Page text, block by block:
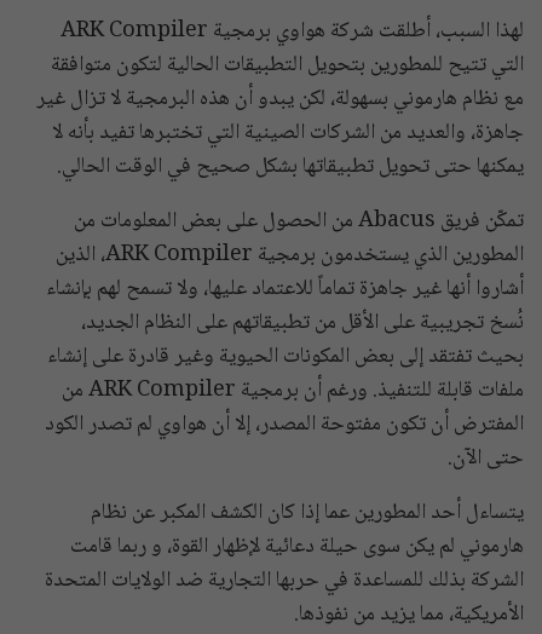
لهذا السبب، أطلقت شركة هواوي برمجية ARK Compiler
التي تتيح للمطورين بتحويل التطبيقات الحالية لتكون متوافقة
مع نظام هارموني بسهولة، لكن يبدو أن هذه البرمجية لا تزال غير
جاهزة، والعديد من الشركات الصينية التي تختبرها تفيد بأنه لا
يمكنها حتى تحويل تطبيقاتها بشكل صحيح في الوقت الحالي.
تمكّن فريق Abacus من الحصول على بعض المعلومات من
المطورين الذي يستخدمون برمجية ARK Compiler، الذين
أشاروا أنها غير جاهزة تماماً للاعتماد عليها، ولا تسمح لهم بإنشاء
نُسخ تجريبية على الأقل من تطبيقاتهم على النظام الجديد،
بحيث تفتقد إلى بعض المكونات الحيوية وغير قادرة على إنشاء
ملفات قابلة للتنفيذ. ورغم أن برمجية ARK Compiler من
المفترض أن تكون مفتوحة المصدر، إلا أن هواوي لم تصدر الكود
حتى الآن.
يتساءل أحد المطورين عما إذا كان الكشف المكبر عن نظام
هارموني لم يكن سوى حيلة دعائية لإظهار القوة، و ربما قامت
الشركة بذلك للمساعدة في حربها التجارية ضد الولايات المتحدة
الأمريكية، مما يزيد من نفوذها.